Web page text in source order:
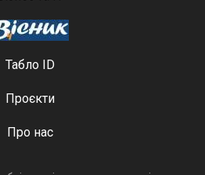
Табло ID
Проєкти
Про нас